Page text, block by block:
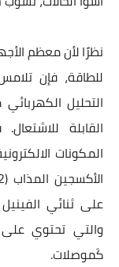
نظرًا لأن معظم
للطاقة، فإن
التحليل
القابلة
المكونات
على ثنائي
والتي تحتوي على
كَموصلات.